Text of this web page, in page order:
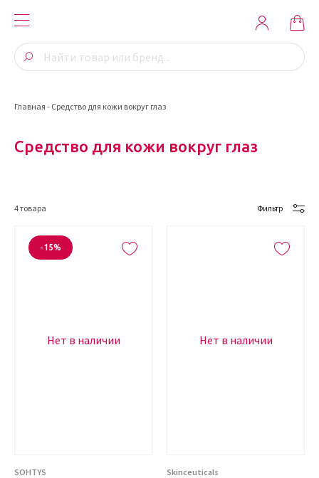
Главная - Средство для кожи вокруг глаз
Средство для кожи вокруг глаз
4товара Фильтр
Нет в наличии
SOHTYS
-15%
Нет в наличии
Skinceuticals